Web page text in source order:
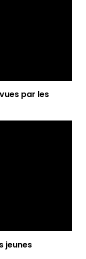
par les
jeunes